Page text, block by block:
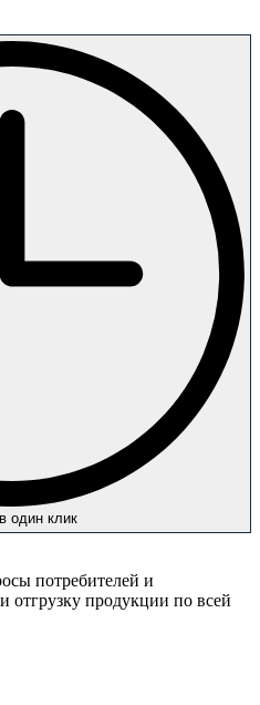
один клик
потребителей и
отгрузку продукции по всей